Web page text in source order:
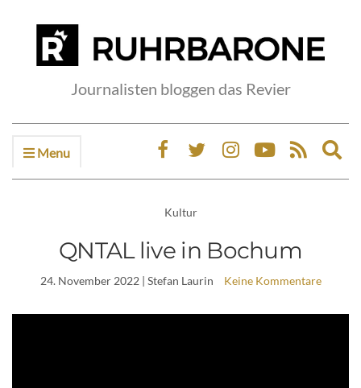
Journalisten bloggen das Revier
Menu
Kultur
QNTAL live in Bochum
24. November 2022| Stefan Laurin Keine Kommentare